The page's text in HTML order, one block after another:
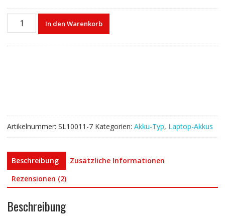
Laptop
In den Warenkorb
Artikelnummer: SL10011-7 Kategorien: Akku-Typ, Laptop-Akkus
Beschreibung
Zusätzliche Informationen
Rezensionen (2)
Beschreibung